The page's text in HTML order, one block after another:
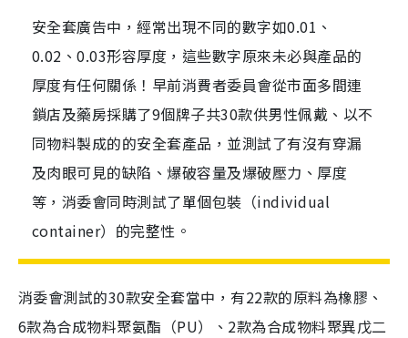
安全套廣告中，經常出現不同的數字如0.01、
0.02、0.03形容厚度，這些數字原來未必與產品的
厚度有任何關係！早前消費者委員會從市面多間連
鎖店及藥房採購了9個牌子共30款供男性佩戴、以不
同物料製成的的安全套產品，並測試了有沒有穿漏
及肉眼可見的缺陷、爆破容量及爆破壓力、厚度
等，消委會同時測試了單個包裝（individual
container）的完整性。
消委會測試的30款安全套當中，有22款的原料為橡膠、
6款為合成物料聚氨酯（PU）、2款為合成物料聚異戊二